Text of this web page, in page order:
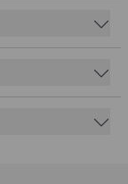
ohne
Produkt